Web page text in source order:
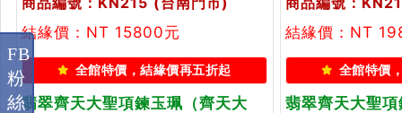
結緣價：NT 15800元
全館特價，結緣價再五折起
翡翠齊天大聖項鍊玉珮（齊天大
結緣價：NT
全館特價
翡翠齊天大聖
FB
粉
絲